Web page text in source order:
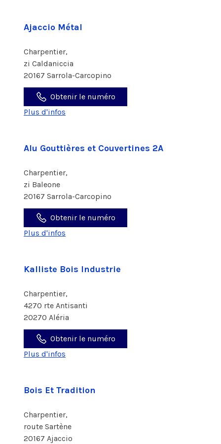
Ajaccio Métal
Charpentier,
zi Caldaniccia
20167 Sarrola-Carcopino
Obtenir le numéro
Plus d'infos
Alu Gouttières et Couvertines 2A
Charpentier,
zi Baleone
20167 Sarrola-Carcopino
Obtenir le numéro
Plus d'infos
Kalliste Bois Industrie
Charpentier,
4270 rte Antisanti
20270 Aléria
Obtenir le numéro
Plus d'infos
Bois Et Tradition
Charpentier,
route Sartène
20167 Ajaccio